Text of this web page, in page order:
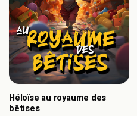
Héloïse au royaume des
bêtises